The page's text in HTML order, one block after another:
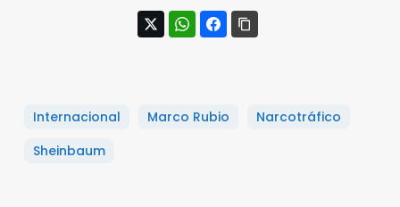
Internacional Marco Rubio
Narcotráfico
Sheinbaum